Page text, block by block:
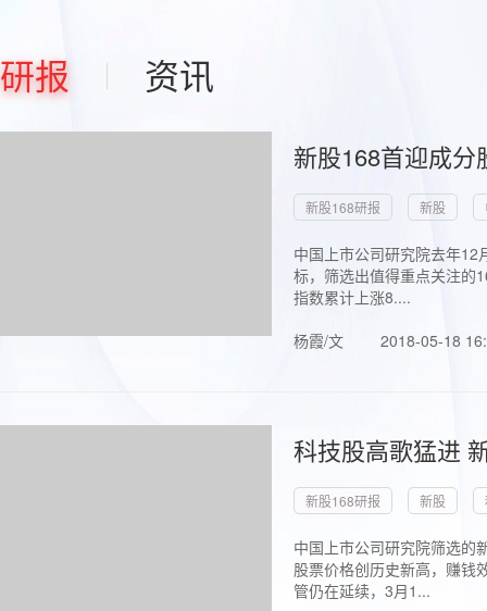
研报 资讯
新股168首迎成
新股168研报 新股
中国上市公司研究院去年
标，筛选出值得重点关注的
指数累计上涨8....
杨霞/文
2018-05-18
科技股高歌猛进
新股168研报 新股
中国上市公司研究院筛选的
股票价格创历史新高，赚钱
管仍在延续，3月1...